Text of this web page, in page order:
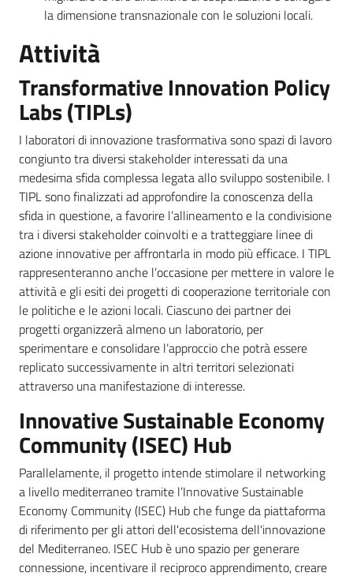
la dimensione transnazionale con le soluzioni locali.
Attività
Transformative Innovation Policy
Labs (TIPLs)
I laboratori di innovazione trasformativa sono spazi di lavoro
congiunto tra diversi stakeholder interessati da una
medesima sfida complessa legata allo sviluppo sostenibile. I
TIPL sono finalizzati ad approfondire la conoscenza della
sfida in questione, a favorire l’allineamento e la condivisione
tra i diversi stakeholder coinvolti e a tratteggiare linee di
azione innovative per affrontarla in modo più efficace. I TIPL
rappresenteranno anche l’occasione per mettere in valore le
attività e gli esiti dei progetti di cooperazione territoriale con
le politiche e le azioni locali. Ciascuno dei partner dei
progetti organizzerà almeno un laboratorio, per
sperimentare e consolidare l’approccio che potrà essere
replicato successivamente in altri territori selezionati
attraverso una manifestazione di interesse.
Innovative Sustainable Economy
Community (ISEC) Hub
Parallelamente, il progetto intende stimolare il networking
a livello mediterraneo tramite l’Innovative Sustainable
Economy Community (ISEC) Hub che funge da piattaforma
di riferimento per gli attori dell'ecosistema dell'innovazione
del Mediterraneo. ISEC Hub è uno spazio per generare
connessione, incentivare il reciproco apprendimento, creare